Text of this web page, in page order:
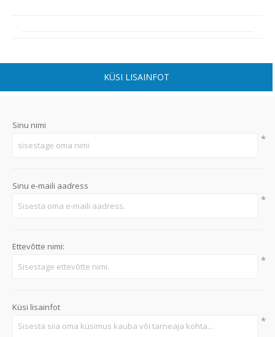
KÜSI LISAINFOT
Sinu nimi
*
Sinu e-maili aadress
*
Ettevõtte nimi:
*
Küsi lisainfot
*